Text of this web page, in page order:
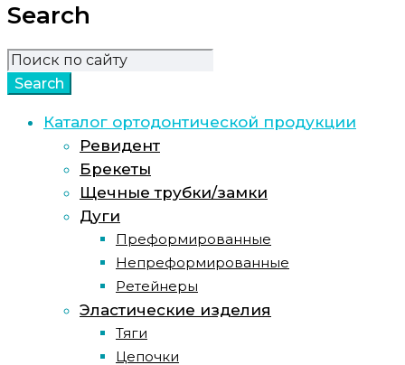
Search
Каталог ортодонтической продукции
Ревидент
Брекеты
Щечные трубки/замки
Дуги
Преформированные
Непреформированные
Ретейнеры
Эластические изделия
Тяги
Цепочки